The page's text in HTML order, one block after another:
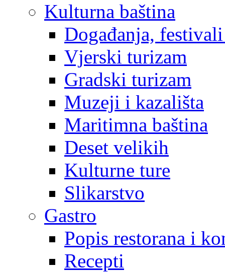
Kulturna baština
Događanja,
Vjerski turizam
Gradski turizam
Muzeji i kazališta
Maritimna baština
Deset velikih
Kulturne ture
Slikarstvo
Gastro
Popis restorana i
Recepti